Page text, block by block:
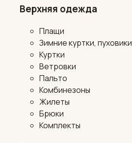
Верхняя одежда
Плащи
Зимние куртки, пуховики
Куртки
Ветровки
Пальто
Комбинезоны
Жилеты
Брюки
Комплекты